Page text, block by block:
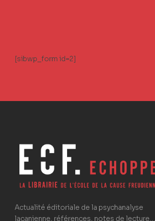
[sibwp_form id=2]
Actualité éditoriale de la psychanalyse
lacanienne, références, notes de lecture…